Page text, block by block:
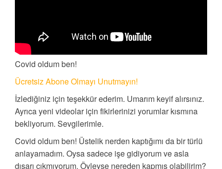
Covid oldum ben!
Ücretsiz Abone Olmayı Unutmayın!
İzlediğiniz için teşekkür ederim. Umarım keyif alırsınız.
Ayrıca yeni videolar için fikirlerinizi yorumlar kısmına
bekliyorum. Sevgilerimle.
Covid oldum ben! Üstelik nerden kaptığımı da bir türlü
anlayamadım. Oysa sadece işe gidiyorum ve asla
dışarı çıkmıyorum. Öyleyse nereden kapmış olabilirim?